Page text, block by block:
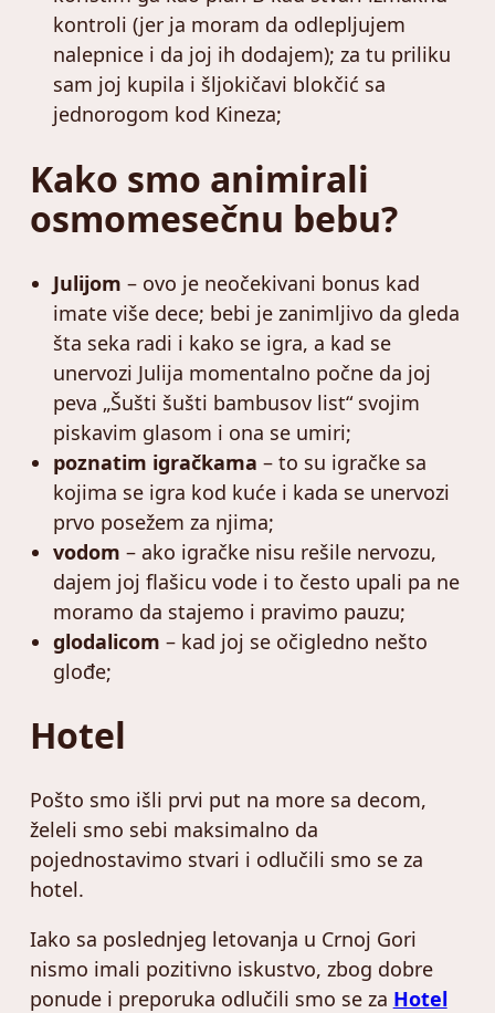
kontroli (jer ja moram da odlepljujem
nalepnice i da joj ih dodajem); za tu priliku
sam joj kupila i šljokičavi blokčić sa
jednorogom kod Kineza;
Kako smo animirali
osmomesečnu bebu?
Julijom – ovo je neočekivani bonus kad
imate više dece; bebi je zanimljivo da gleda
šta seka radi i kako se igra, a kad se
unervozi Julija momentalno počne da joj
peva „Šušti šušti bambusov list“ svojim
piskavim glasom i ona se umiri;
poznatim igračkama – to su igračke sa
kojima se igra kod kuće i kada se unervozi
prvo posežem za njima;
vodom – ako igračke nisu rešile nervozu,
dajem joj flašicu vode i to često upali pa ne
moramo da stajemo i pravimo pauzu;
glodalicom – kad joj se očigledno nešto
glođe;
Hotel
Pošto smo išli prvi put na more sa decom,
želeli smo sebi maksimalno da
pojednostavimo stvari i odlučili smo se za
hotel.
Iako sa poslednjeg letovanja u Crnoj Gori
nismo imali pozitivno iskustvo, zbog dobre
ponude i preporuka odlučili smo se za Hotel